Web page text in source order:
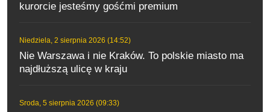
kurorcie jesteśmy gośćmi premium
Niedziela, 2 sierpnia 2026 (14:52)
Nie Warszawa i nie Kraków. To polskie miasto ma
najdłuższą ulicę w kraju
Sroda, 5 sierpnia 2026 (09:33)